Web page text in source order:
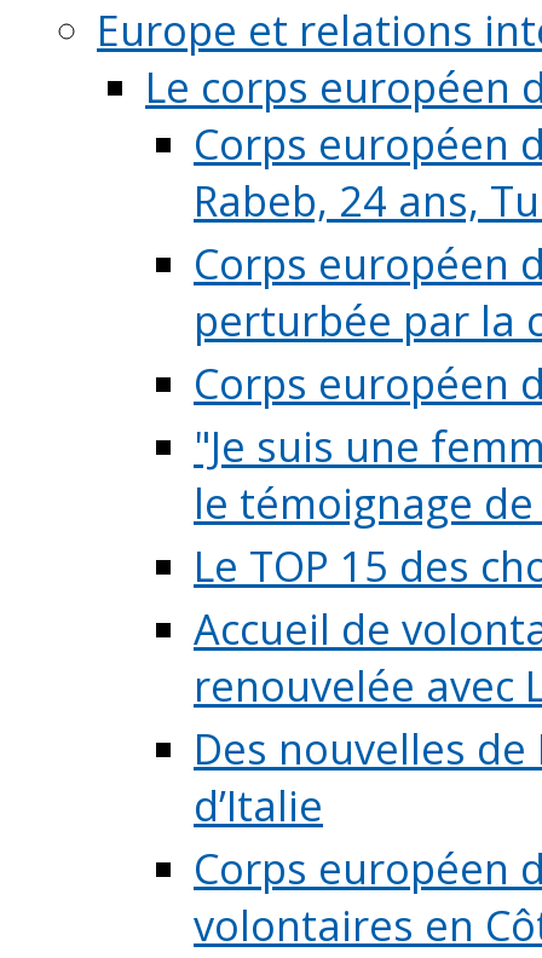
Europe et relations
Le corps européen
Corps européen
Rabeb, 24 ans,
Corps européen
perturbée par la
Corps européen
"Je suis une
le témoignage de
Le TOP 15 des
Accueil de
renouvelée avec
Des nouvelles
d’Italie
Corps européen
volontaires en